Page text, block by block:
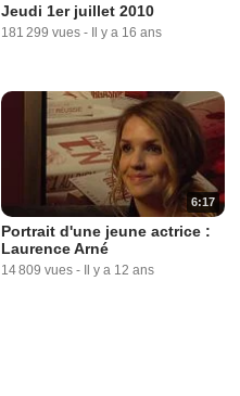
Jeudi 1er juillet 2010
181 299 vues - Il y a 16 ans
6:17
Portrait d'une jeune actrice :
Laurence Arné
14 809 vues - Il y a 12 ans